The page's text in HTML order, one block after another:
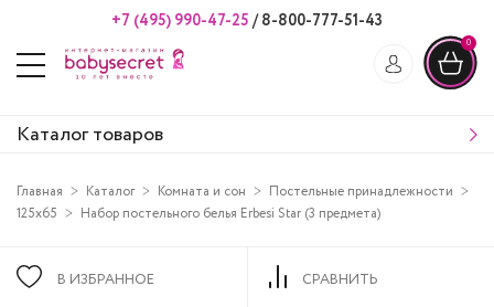
+7 (495) 990-47-25 /8-800-777-51-43
0
Каталог товаров
Главная Каталог Комната и сон
Постельные принадлежности
125х65
Набор постельного белья Erbesi Star (3 предмета)
В ИЗБРАННОЕ СРАВНИТЬ